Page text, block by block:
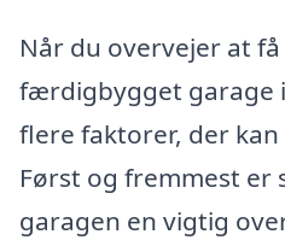
Når du overvejer at
færdigbygget garage
flere faktorer, der
Først og fremmest er
garagen en vigtig